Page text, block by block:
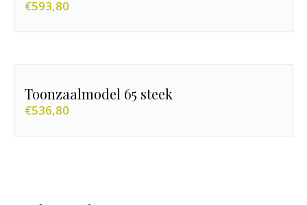
€593,80
Toonzaalmodel 65 steek
€536,80